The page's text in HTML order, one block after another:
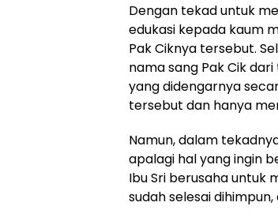
Dengan tekad untuk
edukasi kepada kaum
Pak Ciknya tersebut.
nama sang Pak Cik
yang didengarnya
tersebut dan hanya
Namun, dalam
apalagi hal yang ingin
Ibu Sri berusaha untuk
sudah selesai